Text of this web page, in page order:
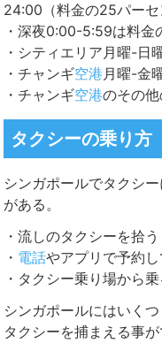
24:00（料金の25パーセ
・深夜0:00-5:59は料金
・シティエリア月曜-日
・チャンギ空港月曜-金
・チャンギ空港のその
タクシーの乗り方
シンガポールでタクシ
がある。
・流しのタクシーを拾う
・ 電話やアプリで予約
・タクシー乗り場から乗
シンガポールにはいく
タクシーを捕まえる事